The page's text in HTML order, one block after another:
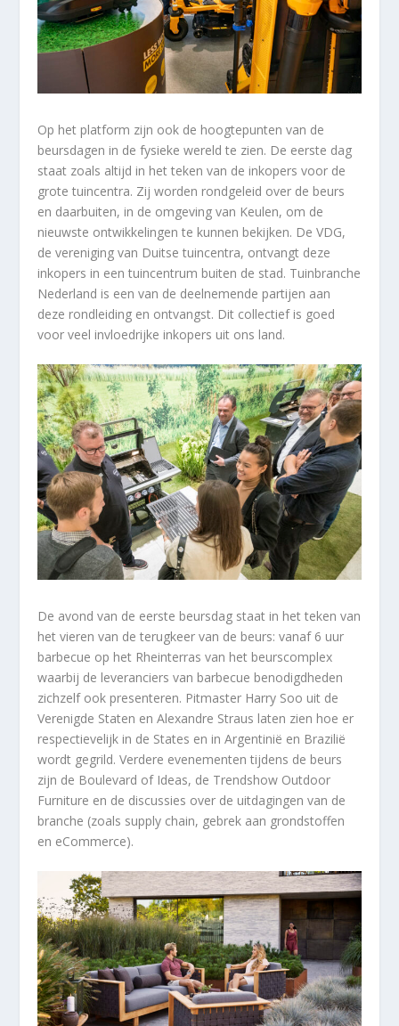
Op het platform zijn ook de hoogtepunten van de
beursdagen in de fysieke wereld te zien. De eerste dag
staat zoals altijd in het teken van de inkopers voor de
grote tuincentra. Zij worden rondgeleid over de beurs
en daarbuiten, in de omgeving van Keulen, om de
nieuwste ontwikkelingen te kunnen bekijken. De VDG,
de vereniging van Duitse tuincentra, ontvangt deze
inkopers in een tuincentrum buiten de stad. Tuinbranche
Nederland is een van de deelnemende partijen aan
deze rondleiding en ontvangst. Dit collectief is goed
voor veel invloedrijke inkopers uit ons land.
De avond van de eerste beursdag staat in het teken van
het vieren van de terugkeer van de beurs: vanaf 6 uur
barbecue op het Rheinterras van het beurscomplex
waarbij de leveranciers van barbecue benodigdheden
zichzelf ook presenteren. Pitmaster Harry Soo uit de
Verenigde Staten en Alexandre Straus laten zien hoe er
respectievelijk in de States en in Argentinië en Brazilië
wordt gegrild. Verdere evenementen tijdens de beurs
zijn de Boulevard of Ideas, de Trendshow Outdoor
Furniture en de discussies over de uitdagingen van de
branche (zoals supply chain, gebrek aan grondstoffen
en eCommerce).